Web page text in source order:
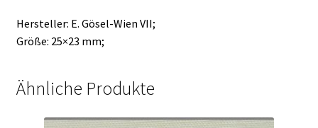
Hersteller: E. Gösel-Wien VII;
Größe: 25×23 mm;
Ähnliche Produkte